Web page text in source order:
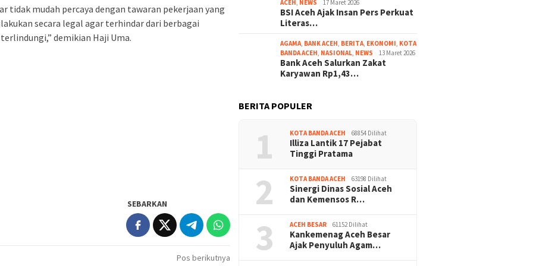
tidak mudah percaya dengan tawaran pekerjaan yang
secara legal agar terhindar dari berbagai
demikian Haji Uma.
SEBARKAN
Pos berikutnya
ACEH, NEWS 17 Maret 2026
BSI Aceh Ajak Insan Pers Perkuat
Literas…
AGAMA, BANK ACEH, BERITA, EKONOMI, KOTA
BANDA ACEH, NASIONAL, NEWS 13 Maret 2026
Bank Aceh Salurkan Zakat
Karyawan Rp1,43…
BERITA POPULER
1 KOTA BANDA ACEH 68854 Dilihat
Illiza Lantik 17 Pejabat
Tinggi Pratama
2 KOTA BANDA ACEH 63198 Dilihat
Sinergi Dinas Sosial Aceh
dan Kemensos R…
3 ACEH BESAR 61152 Dilihat
Kankemenag Aceh Besar
Ajak Penyuluh Agam…